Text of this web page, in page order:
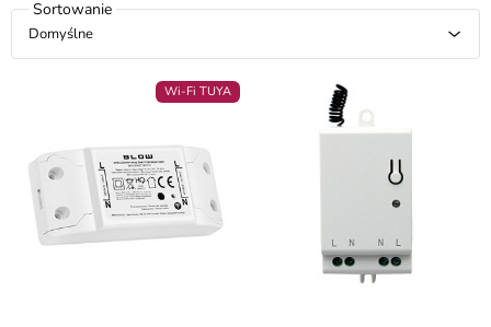
Domyślne
Wi-Fi TUYA